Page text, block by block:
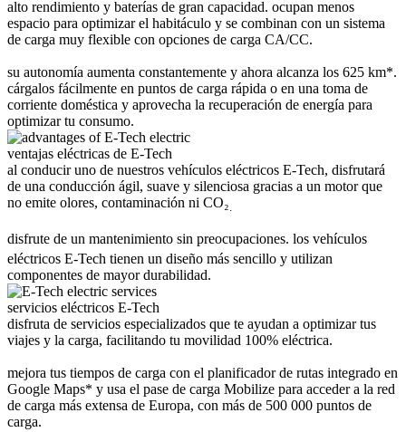
alto rendimiento y baterías de gran capacidad. ocupan menos
espacio para optimizar el habitáculo y se combinan con un sistema
de carga muy flexible con opciones de carga CA/CC.
su autonomía aumenta constantemente y ahora alcanza los 625 km*.
cárgalos fácilmente en puntos de carga rápida o en una toma de
corriente doméstica y aprovecha la recuperación de energía para
optimizar tu consumo.
ventajas eléctricas de E-Tech
al conducir uno de nuestros vehículos eléctricos E-Tech, disfrutará
de una conducción ágil, suave y silenciosa gracias a un motor que
no emite olores, contaminación ni CO₂.
disfrute de un mantenimiento sin preocupaciones. los vehículos
eléctricos E-Tech tienen un diseño más sencillo y utilizan
componentes de mayor durabilidad.
servicios eléctricos E-Tech
disfruta de servicios especializados que te ayudan a optimizar tus
viajes y la carga, facilitando tu movilidad 100% eléctrica.
mejora tus tiempos de carga con el planificador de rutas integrado en
Google Maps* y usa el pase de carga Mobilize para acceder a la red
de carga más extensa de Europa, con más de 500 000 puntos de
carga.